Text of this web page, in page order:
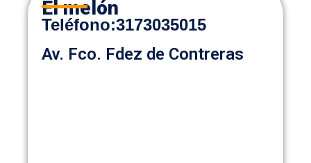
El melón
Teléfono:3173035015
Av. Fco. Fdez de Contreras